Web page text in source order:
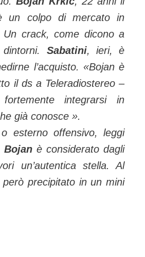
un colpo di mercato in
Un crack, come dicono a
Sabatini, ieri, è
l’acquisto. «Bojan è
il ds a Teleradiostereo –
integrarsi in
già conosce ».
esterno offensivo, leggi
Bojan è considerato dagli
un’autentica stella. Al
precipitato in un mini